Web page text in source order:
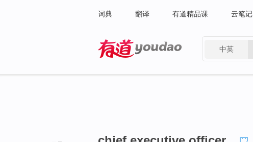
词典 翻译 有道精品课 云笔记
中英